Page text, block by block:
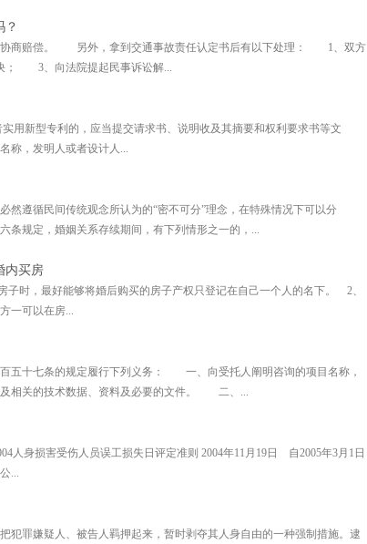
？
协商赔偿。 另外，拿到交通事故责任认定书后有以下处理： 1、双方
； 3、向法院提起民事诉讼解...
用新型专利的，应当提交请求书、说明收及其摘要和权利要求书等文
称，发明人或者设计人...
然遵循民间传统观念所认为的“密不可分”理念，在特殊情况下可以分
规定，婚姻关系存续期间，有下列情形之一的，...
内买房
子时，最好能够将婚后购买的房子产权只登记在自己一个人的名下。 2、
一可以在房...
五十七条的规定履行下列义务： 一、向受托人阐明咨询的项目名称，
及相关的技术数据、资料及必要的文件。 二、...
人身损害受伤人员误工损失日评定准则 2004年11月19日 自2005年3月1日
...
犯罪嫌疑人、被告人羁押起来，暂时剥夺其人身自由的一种强制措施。逮